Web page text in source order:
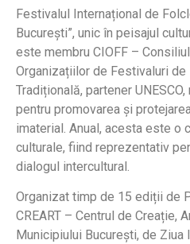
Festivalul Internațional de
București”, unic în peisajul
este membru CIOFF –
Organizațiilor de Festivaluri de
Tradițională, partener
pentru promovarea și
imaterial. Anual, acesta este o
culturale, fiind reprezentativ
dialogul intercultural.
Organizat timp de 15 ediții de
CREART – Centrul de Creație,
Municipiului București, de